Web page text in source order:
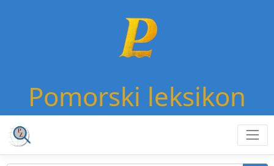
Pomorski leksikon